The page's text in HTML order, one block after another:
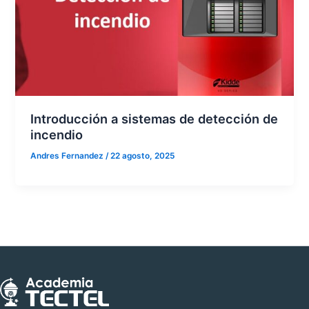
Introducción a sistemas de detección de
incendio
Andres Fernandez/22 agosto, 2025